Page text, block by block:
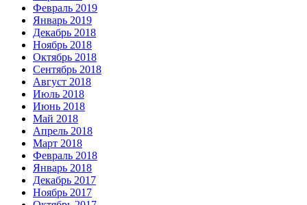
Февраль 2019
Январь 2019
Декабрь 2018
Ноябрь 2018
Октябрь 2018
Сентябрь 2018
Август 2018
Июль 2018
Июнь 2018
Май 2018
Апрель 2018
Март 2018
Февраль 2018
Январь 2018
Декабрь 2017
Ноябрь 2017